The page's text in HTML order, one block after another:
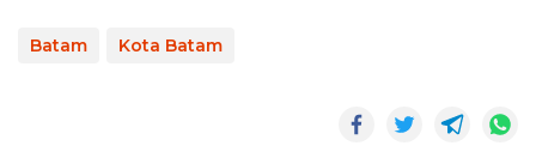
Batam Kota Batam